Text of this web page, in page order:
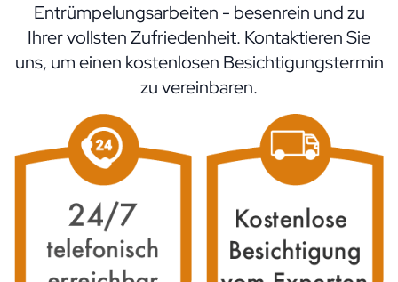
Entrümpelungsarbeiten - besenrein und zu
Ihrer vollsten Zufriedenheit. Kontaktieren Sie
uns, um einen kostenlosen Besichtigungstermin
zu vereinbaren.